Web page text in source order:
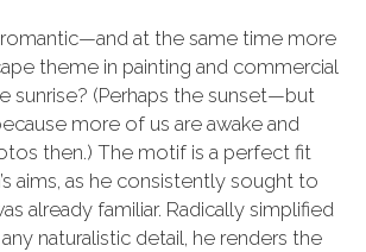
at the same time more
theme in painting and commercial
sunrise? (Perhaps the sunset—but
more of us are awake and
then.) The motif is a perfect fit
aims, as he consistently sought to
already familiar. Radically simplified
naturalistic detail, he renders the